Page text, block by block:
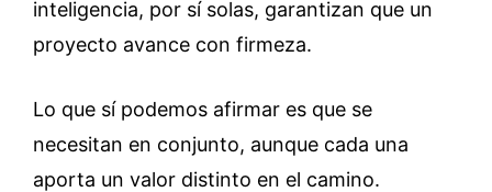
inteligencia, por sí solas, garantizan que un
proyecto avance con firmeza.
Lo que sí podemos afirmar es que se
necesitan en conjunto, aunque cada una
aporta un valor distinto en el camino.